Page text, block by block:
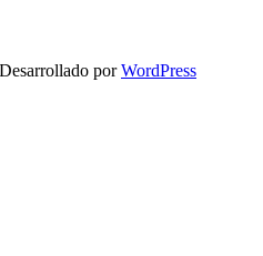
porWordPress